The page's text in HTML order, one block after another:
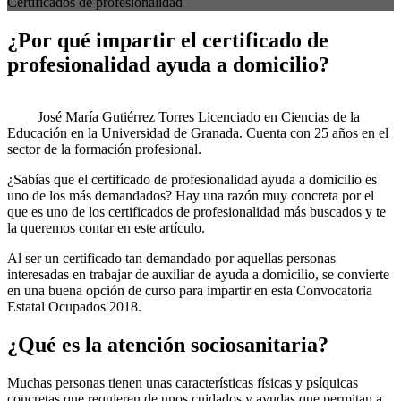
¿Por qué impartir el certificado de
profesionalidad ayuda a domicilio?
José María Gutiérrez Torres Licenciado en Ciencias de la
Educación en la Universidad de Granada. Cuenta con 25 años en el
sector de la formación profesional.
¿Sabías que el certificado de profesionalidad ayuda a domicilio es
uno de los más demandados? Hay una razón muy concreta por el
que es uno de los certificados de profesionalidad más buscados y te
la queremos contar en este artículo.
Al ser un certificado tan demandado por aquellas personas
interesadas en trabajar de auxiliar de ayuda a domicilio, se convierte
en una buena opción de curso para impartir en esta Convocatoria
Estatal Ocupados 2018.
¿Qué es la atención sociosanitaria?
Muchas personas tienen unas características físicas y psíquicas